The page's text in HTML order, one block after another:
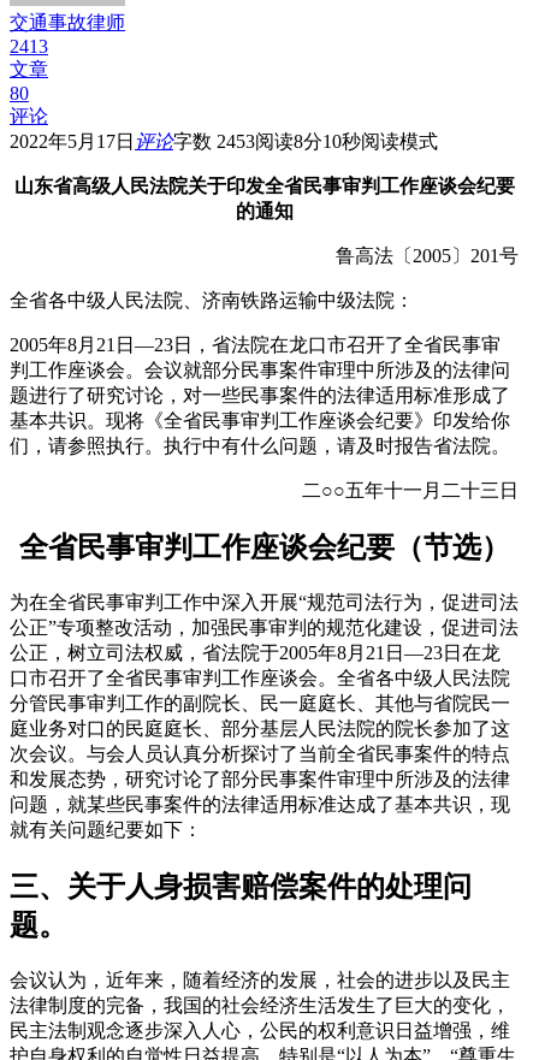
交通事故律师
2413
文章
80
评论
2022年5月17日 评论字数 2453阅读8分10秒阅读模式
山东省高级人民法院关于印发全省民事审判工作座谈会纪要
的通知
鲁高法〔2005〕201号
全省各中级人民法院、济南铁路运输中级法院：
2005年8月21日—23日，省法院在龙口市召开了全省民事审
判工作座谈会。会议就部分民事案件审理中所涉及的法律问
题进行了研究讨论，对一些民事案件的法律适用标准形成了
基本共识。现将《全省民事审判工作座谈会纪要》印发给你
们，请参照执行。执行中有什么问题，请及时报告省法院。
二○○五年十一月二十三日
全省民事审判工作座谈会纪要（节选）
为在全省民事审判工作中深入开展“规范司法行为，促进司法
公正”专项整改活动，加强民事审判的规范化建设，促进司法
公正，树立司法权威，省法院于2005年8月21日—23日在龙
口市召开了全省民事审判工作座谈会。全省各中级人民法院
分管民事审判工作的副院长、民一庭庭长、其他与省院民一
庭业务对口的民庭庭长、部分基层人民法院的院长参加了这
次会议。与会人员认真分析探讨了当前全省民事案件的特点
和发展态势，研究讨论了部分民事案件审理中所涉及的法律
问题，就某些民事案件的法律适用标准达成了基本共识，现
就有关问题纪要如下：
三、关于人身损害赔偿案件的处理问
题。
会议认为，近年来，随着经济的发展，社会的进步以及民主
法律制度的完备，我国的社会经济生活发生了巨大的变化，
民主法制观念逐步深入人心，公民的权利意识日益增强，维
护自身权利的自觉性日益提高，特别是“以人为本”、“尊重生